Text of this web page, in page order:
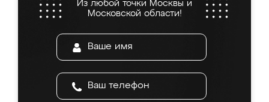
Из любой точки Москвы и
Московской области!